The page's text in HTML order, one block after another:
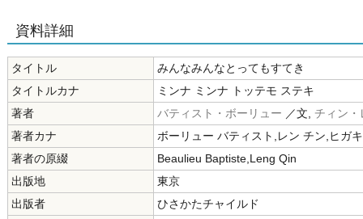
資料詳細
タイトル
みんなみんなとってもすてき
タイトルカナ
ミンナ ミンナ トッテモ ステキ
著者
バティスト・ボーリュー ／文, チィン・
著者カナ
ボーリュー バティスト,レン チン,ヒガ
著者の原綴
Beaulieu Baptiste,Leng Qin
出版地
東京
出版者
ひさかたチャイルド